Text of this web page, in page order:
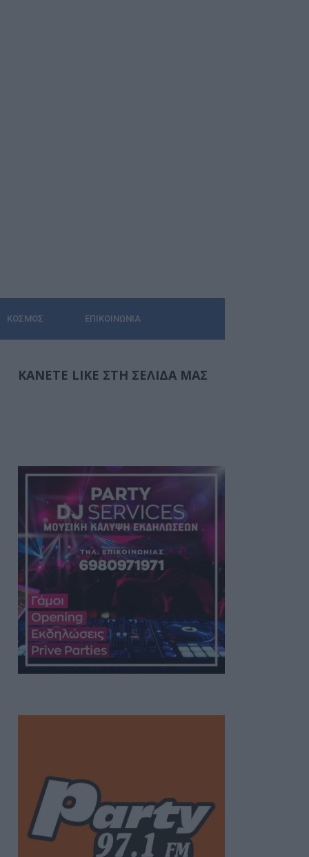
ΚΌΣΜΟΣ ΕΠΙΚΟΙΝΩΝΊΑ
ΚΆΝΕΤΕ LIKE ΣΤΗ ΣΕΛΊΔΑ ΜΑΣ